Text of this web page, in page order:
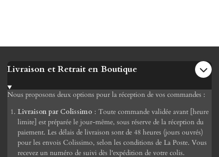
Livraison et Retrait en Boutique
Nous proposons deux options pour la réception de vos commandes :
Livraison par Colissimo : Toute commande validée avant [heure
limite] est préparée le jour-même, sous réserve de la réception du
paiement. Les délais de livraison sont de 48 heures (jours ouvrés)
pour les envois Colissimo, selon les conditions de La Poste. Vous
recevez un numéro de suivi dès l'expédition de votre colis.